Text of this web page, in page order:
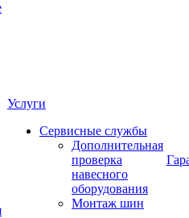
Услуги
Сервисные службы
Дополнительная
проверка
навесного
оборудования
Монтаж шин